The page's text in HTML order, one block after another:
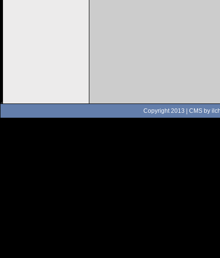
Copyright 2013 | CMS by